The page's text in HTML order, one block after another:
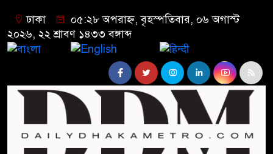
ঢাকা
০৫:২৮ অপরাহ্ন, বৃহস্পতিবার, ০৬ অগাস্ট
২০২৬, ২২ শ্রাবণ ১৪৩৩ বঙ্গাব্দ